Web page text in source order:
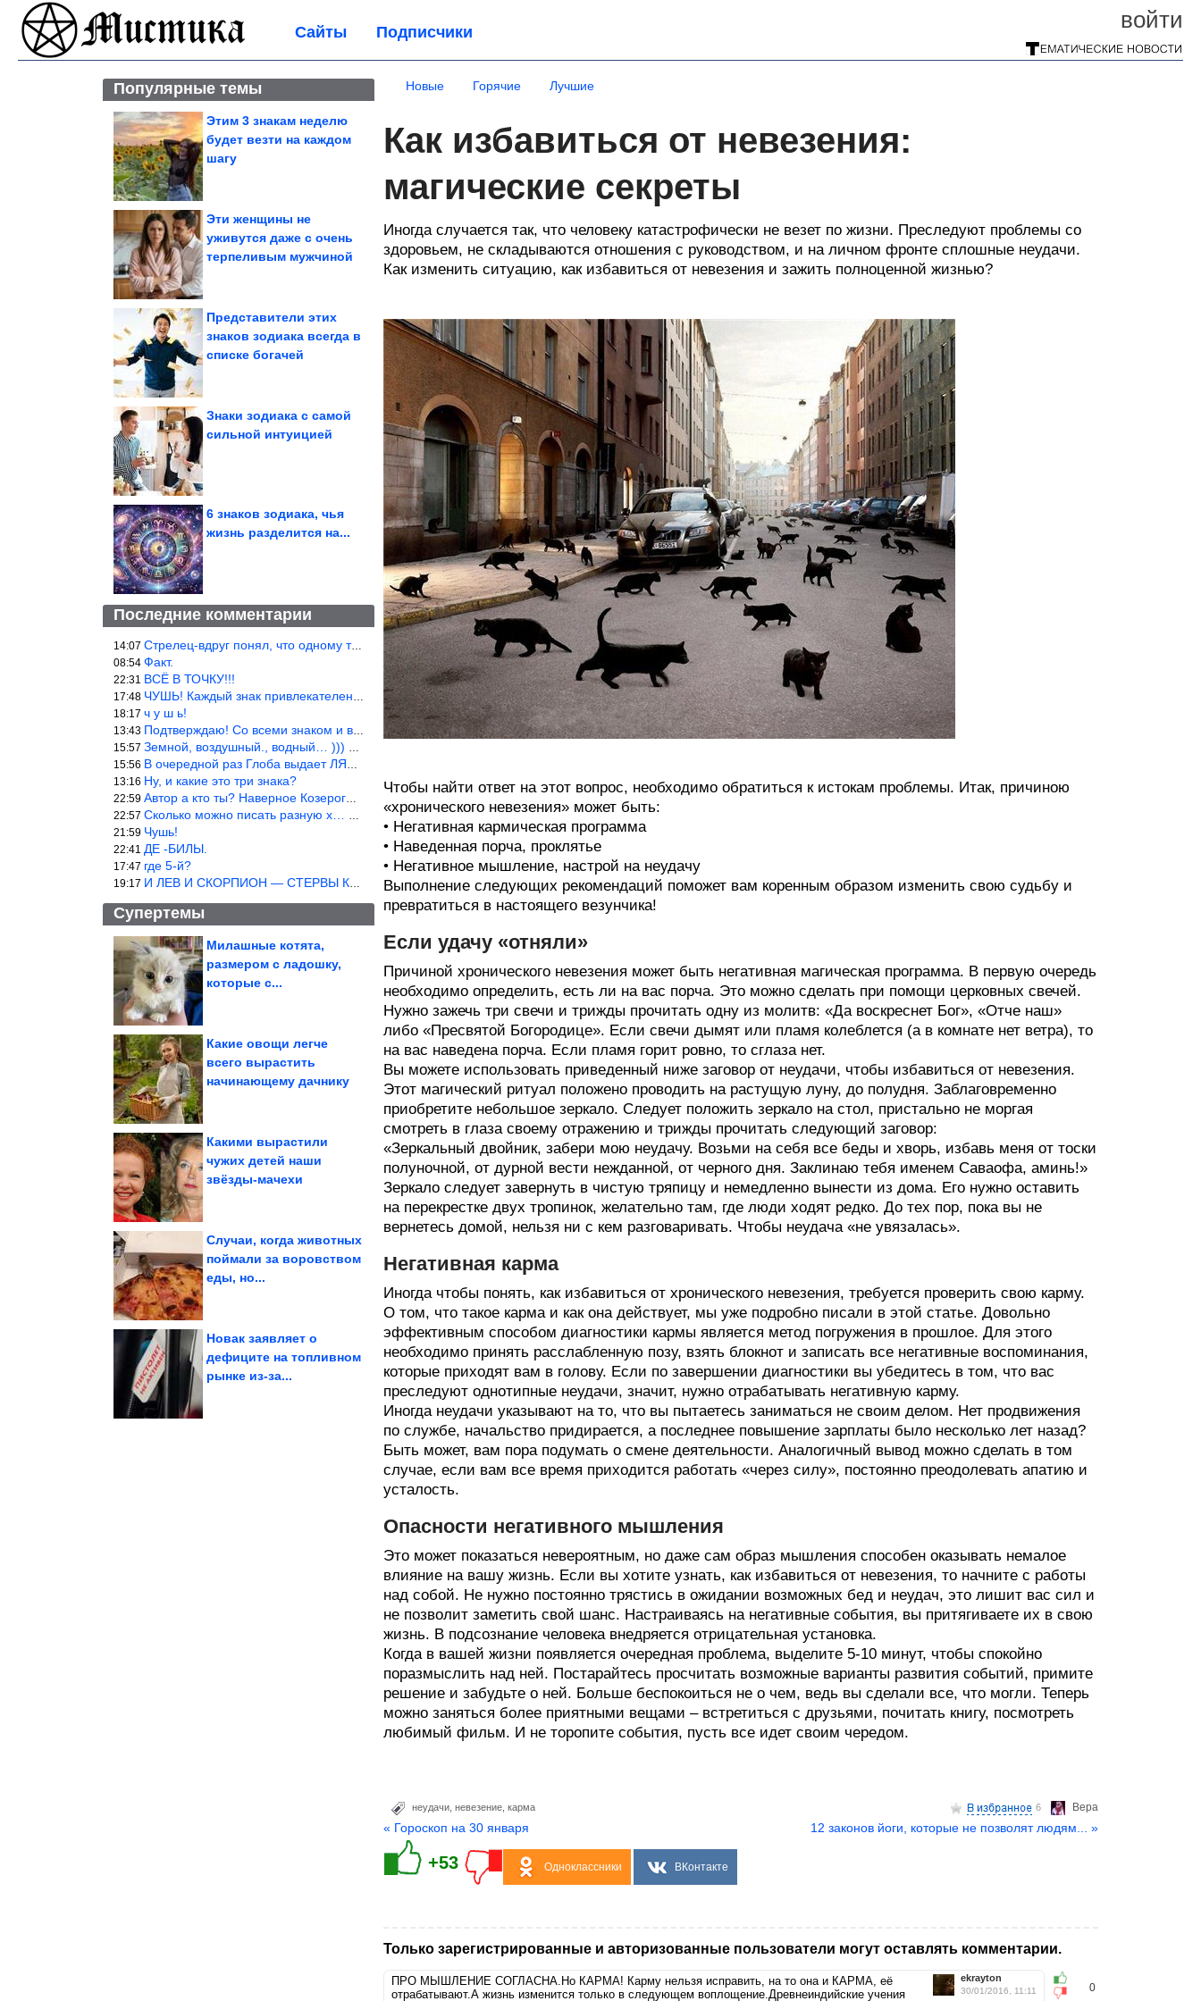
войти
Сайты Подписчики
Популярные темы
Этим 3 знакам неделю
будет везти на каждом
шагу
Эти женщины не
уживутся даже с очень
терпеливым мужчиной
Представители этих
знаков зодиака всегда в
списке богачей
Знаки зодиака с самой
сильной интуицией
6 знаков зодиака, чья
жизнь разделится на...
Последние комментарии
14:07 Стрелец-вдруг понял, что одному то и жить легче.
08:54 Факт.
22:31 ВСЁ В ТОЧКУ!!!
17:48 ЧУШЬ! Каждый знак привлекателен! И среди Весов, Близнецов встреч
18:17 ч у ш ь!
13:43 Подтверждаю! Со всеми знаком и все одиноки и Я )))
15:57 Земной, воздушный., водный… ))) выбери сам трех из 9 )))
15:56 В очередной раз Глоба выдает ЛЯП! А корректоры, редакторы пропус
13:16 Ну, и какие это три знака?
22:59 Автор а кто ты? Наверное Козерог… Рога жена Рыба наставила ))
22:57 Сколько можно писать разную х… йню? Автор что то обкурился?
21:59 Чушь!
22:41 ДЕ -БИЛЫ.
17:47 где 5-й?
19:17 И ЛЕВ И СКОРПИОН — СТЕРВЫ КАКИХ ЕЩЕ ПОИСКАТЬ НАДО
Супертемы
Мужчина избил
грузинском отеле....
Милашные котята,
размером с ладошку,
которые с...
Какие овощи легче
всего вырастить
начинающему дачнику
Какими вырастили
чужих детей наши
звёзды-мачехи
8 архитектурных
Случаи, когда животных
поймали за воровством
еды, но...
секрет идеальной
Новак заявляет о
дефиците на топливном
рынке из-за...
Новые Горячие Лучшие
Как избавиться от невезения:
магические секреты
Иногда случается так, что человеку катастрофически не везет по жизни. Преследуют проблемы со
здоровьем, не складываются отношения с руководством, и на личном фронте сплошные неудачи.
Как изменить ситуацию, как избавиться от невезения и зажить полноценной жизнью?
Чтобы найти ответ на этот вопрос, необходимо обратиться к истокам проблемы. Итак, причиною
«хронического невезения» может быть:
• Негативная кармическая программа
• Наведенная порча, проклятье
• Негативное мышление, настрой на неудачу
Выполнение следующих рекомендаций поможет вам коренным образом изменить свою судьбу и
превратиться в настоящего везунчика!
Если удачу «отняли»
Причиной хронического невезения может быть негативная магическая программа. В первую очередь
необходимо определить, есть ли на вас порча. Это можно сделать при помощи церковных свечей.
Нужно зажечь три свечи и трижды прочитать одну из молитв: «Да воскреснет Бог», «Отче наш»
либо «Пресвятой Богородице». Если свечи дымят или пламя колеблется (а в комнате нет ветра), то
на вас наведена порча. Если пламя горит ровно, то сглаза нет.
Вы можете использовать приведенный ниже заговор от неудачи, чтобы избавиться от невезения.
Этот магический ритуал положено проводить на растущую луну, до полудня. Заблаговременно
приобретите небольшое зеркало. Следует положить зеркало на стол, пристально не моргая
смотреть в глаза своему отражению и трижды прочитать следующий заговор:
«Зеркальный двойник, забери мою неудачу. Возьми на себя все беды и хворь, избавь меня от тоски
полуночной, от дурной вести нежданной, от черного дня. Заклинаю тебя именем Саваофа, аминь!»
Зеркало следует завернуть в чистую тряпицу и немедленно вынести из дома. Его нужно оставить
на перекрестке двух тропинок, желательно там, где люди ходят редко. До тех пор, пока вы не
вернетесь домой, нельзя ни с кем разговаривать. Чтобы неудача «не увязалась».
Негативная карма
Иногда чтобы понять, как избавиться от хронического невезения, требуется проверить свою карму.
О том, что такое карма и как она действует, мы уже подробно писали в этой статье. Довольно
эффективным способом диагностики кармы является метод погружения в прошлое. Для этого
необходимо принять расслабленную позу, взять блокнот и записать все негативные воспоминания,
которые приходят вам в голову. Если по завершении диагностики вы убедитесь в том, что вас
преследуют однотипные неудачи, значит, нужно отрабатывать негативную карму.
Иногда неудачи указывают на то, что вы пытаетесь заниматься не своим делом. Нет продвижения
по службе, начальство придирается, а последнее повышение зарплаты было несколько лет назад?
Быть может, вам пора подумать о смене деятельности. Аналогичный вывод можно сделать в том
случае, если вам все время приходится работать «через силу», постоянно преодолевать апатию и
усталость.
Опасности негативного мышления
Это может показаться невероятным, но даже сам образ мышления способен оказывать немалое
влияние на вашу жизнь. Если вы хотите узнать, как избавиться от невезения, то начните с работы
над собой. Не нужно постоянно трястись в ожидании возможных бед и неудач, это лишит вас сил и
не позволит заметить свой шанс. Настраиваясь на негативные события, вы притягиваете их в свою
жизнь. В подсознание человека внедряется отрицательная установка.
Когда в вашей жизни появляется очередная проблема, выделите 5-10 минут, чтобы спокойно
поразмыслить над ней. Постарайтесь просчитать возможные варианты развития событий, примите
решение и забудьте о ней. Больше беспокоиться не о чем, ведь вы сделали все, что могли. Теперь
можно заняться более приятными вещами – встретиться с друзьями, почитать книгу, посмотреть
любимый фильм. И не торопите события, пусть все идет своим чередом.
Верa
6
неудачи невезение карма
« Гороскоп на 30 января 12 законов йоги, которые не позволят людям... »
+53 Одноклассники ВКонтакте
Только зарегистрированные и авторизованные пользователи могут оставлять комментарии.
0
ekrayton
30/01/2016, 11:11
ПРО МЫШЛЕНИЕ СОГЛАСНА.Но КАРМА! Карму нельзя исправить, на то она и КАРМА, её
отрабатывают.А жизнь изменится только в следующем воплощение.Древнеиндийские учения